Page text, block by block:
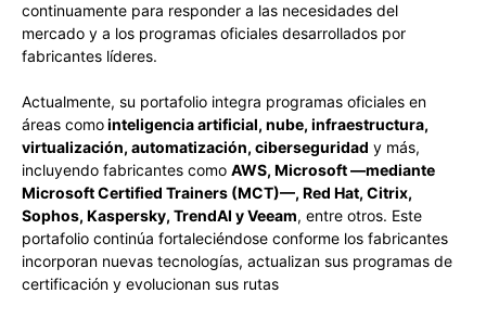
continuamente para responder a las necesidades del
mercado y a los programas oficiales desarrollados por
fabricantes líderes.
Actualmente, su portafolio integra programas oficiales en
áreas comointeligencia artificial, nube, infraestructura,
virtualización, automatización, ciberseguridad y más,
incluyendo fabricantes como AWS, Microsoft —mediante
Microsoft Certified Trainers (MCT)—, Red Hat, Citrix,
Sophos, Kaspersky, TrendAI y Veeam, entre otros. Este
portafolio continúa fortaleciéndose conforme los fabricantes
incorporan nuevas tecnologías, actualizan sus programas de
certificación y evolucionan sus rutas